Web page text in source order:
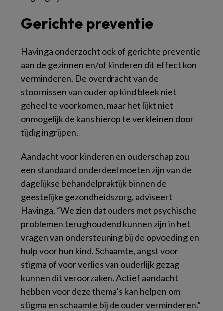
Gerichte preventie
Havinga onderzocht ook of gerichte preventie
aan de gezinnen en/of kinderen dit effect kon
verminderen. De overdracht van de
stoornissen van ouder op kind bleek niet
geheel te voorkomen, maar het lijkt niet
onmogelijk de kans hierop te verkleinen door
tijdig ingrijpen.
Aandacht voor kinderen en ouderschap zou
een standaard onderdeel moeten zijn van de
dagelijkse behandelpraktijk binnen de
geestelijke gezondheidszorg, adviseert
Havinga. “We zien dat ouders met psychische
problemen terughoudend kunnen zijn in het
vragen van ondersteuning bij de opvoeding en
hulp voor hun kind. Schaamte, angst voor
stigma of voor verlies van ouderlijk gezag
kunnen dit veroorzaken. Actief aandacht
hebben voor deze thema’s kan helpen om
stigma en schaamte bij de ouder verminderen.”